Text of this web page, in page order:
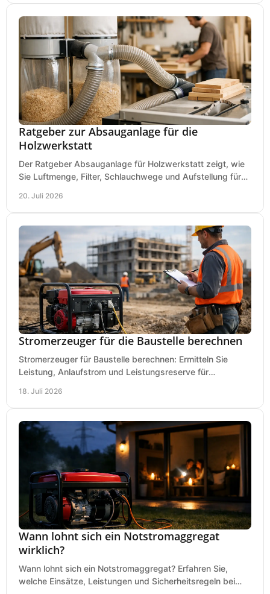
Ratgeber zur Absauganlage für die
Holzwerkstatt
Der Ratgeber Absauganlage für Holzwerkstatt zeigt, wie
Sie Luftmenge, Filter, Schlauchwege und Aufstellung für
20. Juli 2026
Stromerzeuger für die Baustelle berechnen
Stromerzeuger für Baustelle berechnen: Ermitteln Sie
Leistung, Anlaufstrom und Leistungsreserve für
18. Juli 2026
Wann lohnt sich ein Notstromaggregat
wirklich?
Wann lohnt sich ein Notstromaggregat? Erfahren Sie,
welche Einsätze, Leistungen und Sicherheitsregeln bei